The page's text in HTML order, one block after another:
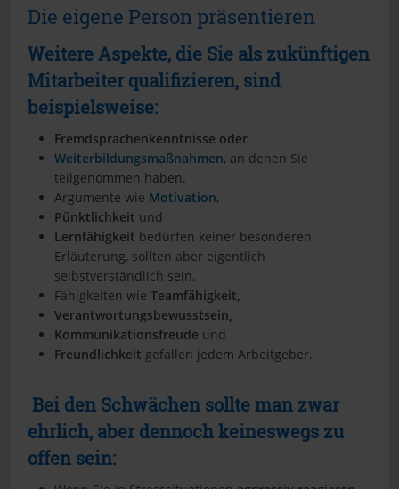
Die eigene Person präsentieren
Weitere Aspekte, die Sie als zukünftigen
Mitarbeiter qualifizieren, sind
beispielsweise:
Fremdsprachenkenntnisse oder
Weiterbildungsmaßnahmen, an denen Sie
teilgenommen haben.
Argumente wie Motivation,
Pünktlichkeit und
Lernfähigkeit bedürfen keiner besonderen
Erläuterung, sollten aber eigentlich
selbstverständlich sein.
Fähigkeiten wie Teamfähigkeit,
Verantwortungsbewusstsein,
Kommunikationsfreude und
Freundlichkeit gefallen jedem Arbeitgeber.
Bei den Schwächen sollte man zwar
ehrlich, aber dennoch keineswegs zu
offen sein: